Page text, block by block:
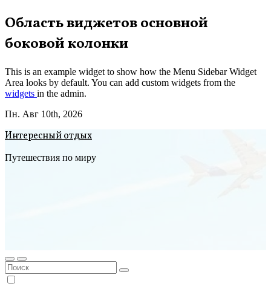
Перейти
к
содержимому
Область виджетов основной
боковой колонки
This is an example widget to show how the Menu Sidebar Widget
Area looks by default. You can add custom widgets from the
widgets in the admin.
Пн. Авг 10th, 2026
Интересный отдых
Путешествия по миру